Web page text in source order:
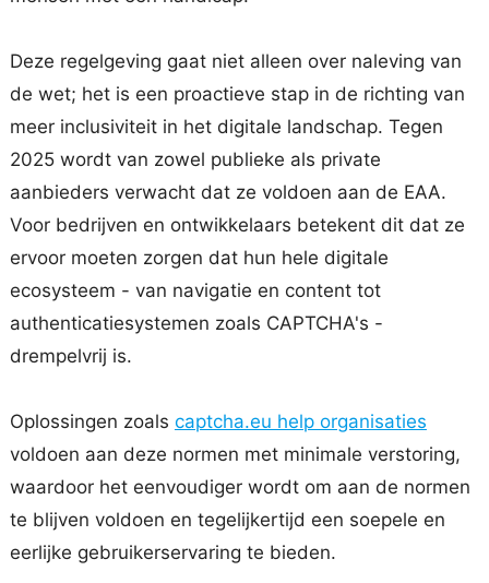
Deze regelgeving gaat niet alleen over naleving van
de wet; het is een proactieve stap in de richting van
meer inclusiviteit in het digitale landschap. Tegen
2025 wordt van zowel publieke als private
aanbieders verwacht dat ze voldoen aan de EAA.
Voor bedrijven en ontwikkelaars betekent dit dat ze
ervoor moeten zorgen dat hun hele digitale
ecosysteem - van navigatie en content tot
authenticatiesystemen zoals CAPTCHA's -
drempelvrij is.
Oplossingen zoals captcha.eu help organisaties
voldoen aan deze normen met minimale verstoring,
waardoor het eenvoudiger wordt om aan de normen
te blijven voldoen en tegelijkertijd een soepele en
eerlijke gebruikerservaring te bieden.